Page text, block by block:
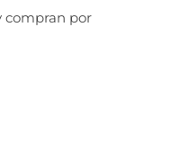
compran por